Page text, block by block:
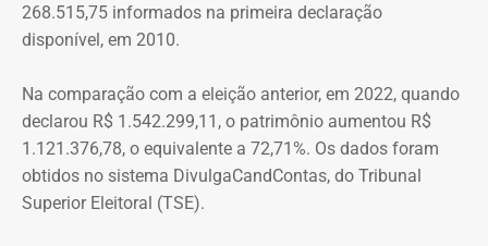
268.515,75 informados na primeira declaração
disponível, em 2010.
Na comparação com a eleição anterior, em 2022, quando
declarou R$ 1.542.299,11, o patrimônio aumentou R$
1.121.376,78, o equivalente a 72,71%. Os dados foram
obtidos no sistema DivulgaCandContas, do Tribunal
Superior Eleitoral (TSE).